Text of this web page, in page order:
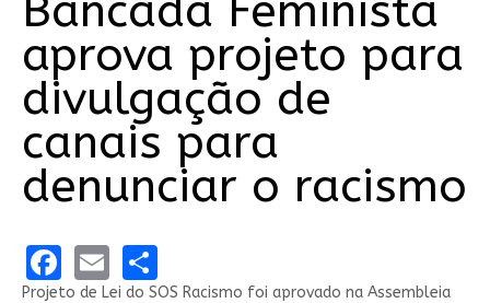
Bancada Feminista
aprova projeto para
divulgação de
canais para
denunciar o racismo
Facebook
EmailShare
Projeto de Lei do SOS Racismo foi aprovado na Assembleia